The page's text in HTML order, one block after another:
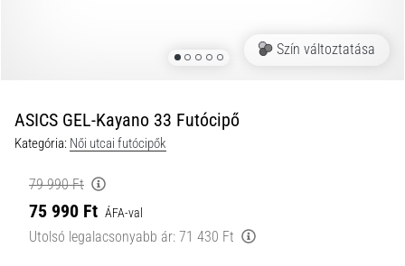
A
gyakorlatban
ingafutás
sebességet,
Szín változtatása
ASICS GEL-Kayano 33 Futócipő
Kategória: Női utcai futócipők
79 990 Ft
75 990 Ft ÁFA-val
Utolsó legalacsonyabb ár: 71 430 Ft